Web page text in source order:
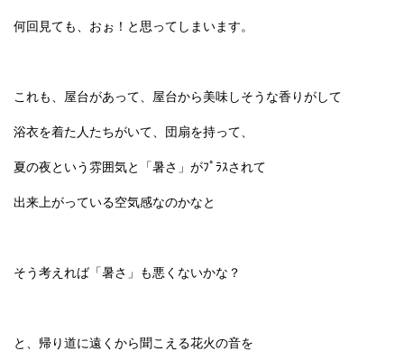
何回見ても、おぉ！と思ってしまいます。
これも、屋台があって、屋台から美味しそうな香りがして
浴衣を着た人たちがいて、団扇を持って、
夏の夜という雰囲気と「暑さ」がﾌﾟﾗｽされて
出来上がっている空気感なのかなと
そう考えれば「暑さ」も悪くないかな？
と、帰り道に遠くから聞こえる花火の音を